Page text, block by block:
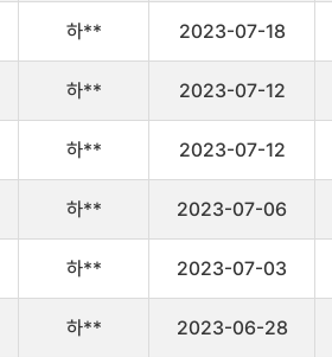
하** 2023-07-18
하** 2023-07-12
하** 2023-07-12
하** 2023-07-06
하** 2023-07-03
하** 2023-06-28